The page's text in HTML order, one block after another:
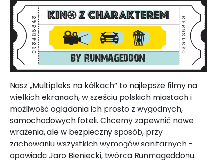
Nasz „Multipleks na kółkach” to najlepsze filmy na
wielkich ekranach, w sześciu polskich miastach i
możliwość oglądania ich prosto z wygodnych,
samochodowych foteli. Chcemy zapewnić nowe
wrażenia, ale w bezpieczny sposób, przy
zachowaniu wszystkich wymogów sanitarnych -
opowiada Jaro Bieniecki, twórca Runmageddonu.